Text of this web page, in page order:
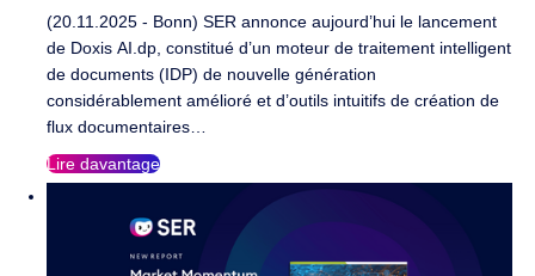
(20.11.2025 - Bonn) SER annonce aujourd’hui le lancement
de Doxis AI.dp, constitué d’un moteur de traitement intelligent
de documents (IDP) de nouvelle génération
considérablement amélioré et d’outils intuitifs de création de
flux documentaires…
Lire davantage